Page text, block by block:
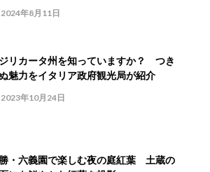
2024年8月11日
リカータ州を知っていますか？ つき
魅力をイタリア政府観光局が紹介
2023年10月24日
・六義園で楽しむ夜の庭紅葉 土蔵の